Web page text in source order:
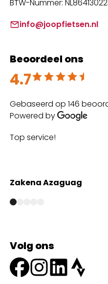
BTW-Nummer:
info@joopfietsen.nl
Beoordeel ons
4.7
Beoordeeld met 4.7 uit 5
Gebaseerd op 146
Powered by
Top service!
Zakena Azaguag
Volg ons